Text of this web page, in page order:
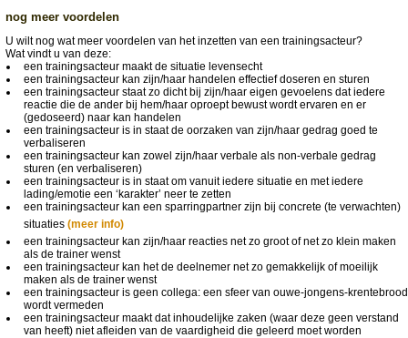
nog meer voordelen
U wilt nog wat meer voordelen van het inzetten van een trainingsacteur?
Wat vindt u van deze:
een trainingsacteur maakt de situatie levensecht
een trainingsacteur kan zijn/haar handelen effectief doseren en sturen
een trainingsacteur staat zo dicht bij zijn/haar eigen gevoelens dat iedere
reactie die de ander bij hem/haar oproept bewust wordt ervaren en er
(gedoseerd) naar kan handelen
een trainingsacteur is in staat de oorzaken van zijn/haar gedrag goed te
verbaliseren
een trainingsacteur kan zowel zijn/haar verbale als non-verbale gedrag
sturen (en verbaliseren)
een trainingsacteur is in staat om vanuit iedere situatie en met iedere
lading/emotie een ‘karakter’ neer te zetten
een trainingsacteur kan een sparringpartner zijn bij concrete (te verwachten)
situaties (meer info)
een trainingsacteur kan zijn/haar reacties net zo groot of net zo klein maken
als de trainer wenst
een trainingsacteur kan het de deelnemer net zo gemakkelijk of moeilijk
maken als de trainer wenst
een trainingsacteur is geen collega: een sfeer van ouwe-jongens-krentebrood
wordt vermeden
een trainingsacteur maakt dat inhoudelijke zaken (waar deze geen verstand
van heeft) niet afleiden van de vaardigheid die geleerd moet worden